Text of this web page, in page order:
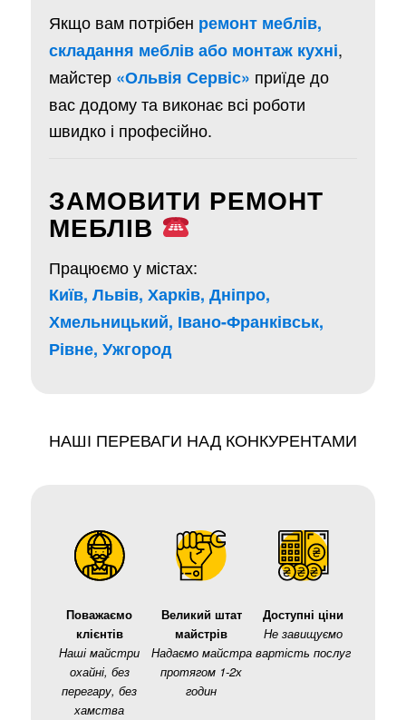
Якщо вам потрібен ремонт меблів,
складання меблів або монтаж кухні,
майстер «Ольвія Сервіс» приїде до
вас додому та виконає всі роботи
швидко і професійно.
ЗАМОВИТИ РЕМОНТ
МЕБЛІВ
Працюємо у містах:
Київ, Львів, Харків, Дніпро,
Хмельницький, Івано-Франківськ,
Рівне, Ужгород
НАШІ ПЕРЕВАГИ НАД КОНКУРЕНТАМИ
Поважаємо
клієнтів
Наші майстри
охайні, без
перегару, без
хамства
Великий штат
майстрів
Надаємо майстра
протягом 1-2х
годин
Доступні ціни
Не завищуємо
вартість послуг